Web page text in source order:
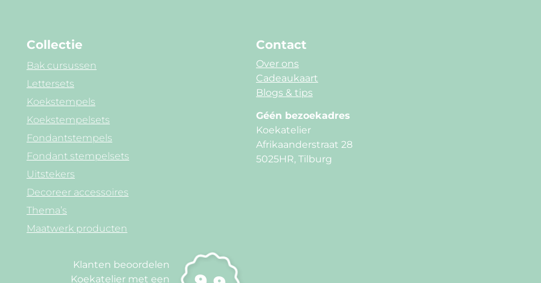
Collectie
Bak cursussen
Lettersets
Koekstempels
Koekstempelsets
Fondantstempels
Fondant stempelsets
Uitstekers
Decoreer accessoires
Thema’s
Maatwerk producten
Contact
Over ons
Cadeaukaart
Blogs & tips
Géén bezoekadres
Koekatelier
Afrikaanderstraat 28
5025HR, Tilburg
Klanten beoordelen
Koekatelier met een